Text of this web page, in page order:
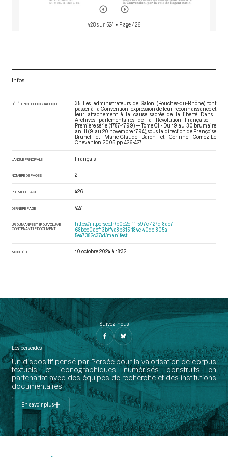
428 sur 524 • Page 426
Infos
RÉFÉRENCE BIBLIOGRAPHIQUE
35. Les administrateurs de Salon (Bouches-du-Rhône) font
passer à la Convention l’expression de leur reconnaissance et
leur attachement à la cause sacrée de la liberté. Dans :
Archives parlementaires de la Révolution Française —
Première série (1787-1799) — Tome CI - Du 19 au 30 brumaire
an III (9 au 20 novembre 1794) , sous la direction de Françoise
Brunel et Marie-Claude Baron et Corinne Gomez-Le
Chevanton. 2005. pp. 426-427.
LANGUE PRINCIPALE Français
NOMBRE DE PAGES 2
PREMIÈRE PAGE 426
DERNIÈRE PAGE 427
URI DU MANIFEST IIIF DU VOLUME
CONTENANT LE DOCUMENT
https://iiif.persee.fr/b0e2cf11-597c-427d-8ac7-
68bcc0acf13b/f4a8b315-184e-40dc-805a-
5e47382c3741/manifest
MODIFIÉ LE 10 octobre 2024 à 18:32
Suivez-nous
Les perséides
Un dispositif pensé par Persée pour la valorisation de corpus
textuels et iconographiques numérisés construits en
partenariat avec des équipes de recherche et des institutions
documentaires.
En savoir plus